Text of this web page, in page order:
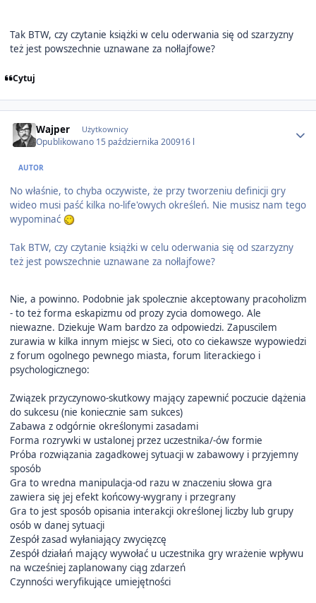
Tak BTW, czy czytanie książki w celu oderwania się od szarzyzny
też jest powszechnie uznawane za nołlajfowe?
Cytuj
Wajper Użytkownicy
Opublikowano 15 października 200916 l
AUTOR
No właśnie, to chyba oczywiste, że przy tworzeniu definicji gry
wideo musi paść kilka no-life'owych określeń. Nie musisz nam tego
wypominać
Tak BTW, czy czytanie książki w celu oderwania się od szarzyzny
też jest powszechnie uznawane za nołlajfowe?
Nie, a powinno. Podobnie jak spolecznie akceptowany pracoholizm
- to też forma eskapizmu od prozy zycia domowego. Ale
niewazne. Dziekuje Wam bardzo za odpowiedzi. Zapuscilem
zurawia w kilka innym miejsc w Sieci, oto co ciekawsze wypowiedzi
z forum ogolnego pewnego miasta, forum literackiego i
psychologicznego:
Związek przyczynowo-skutkowy mający zapewnić poczucie dążenia
do sukcesu (nie koniecznie sam sukces)
Zabawa z odgórnie określonymi zasadami
Forma rozrywki w ustalonej przez uczestnika/-ów formie
Próba rozwiązania zagadkowej sytuacji w zabawowy i przyjemny
sposób
Gra to wredna manipulacja-od razu w znaczeniu słowa gra
zawiera się jej efekt końcowy-wygrany i przegrany
Gra to jest sposób opisania interakcji określonej liczby lub grupy
osób w danej sytuacji
Zespół zasad wyłaniający zwycięzcę
Zespół działań mający wywołać u uczestnika gry wrażenie wpływu
na wcześniej zaplanowany ciąg zdarzeń
Czynności weryfikujące umiejętności